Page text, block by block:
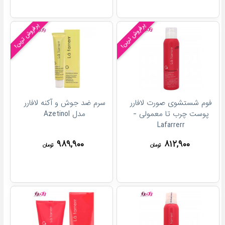
پرفروش ترین!
فوم شستشوی صورت لافارر
پوست چرب تا معمولی -
Lafarrerr
۸۱۲,۹۰۰ تومان
پرفروش ترین!
سرم ضد جوش و آکنه لافارر
مدل Azetinol
۹۸۹,۹۰۰ تومان